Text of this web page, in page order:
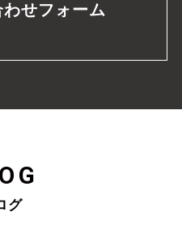
せフォーム
グ